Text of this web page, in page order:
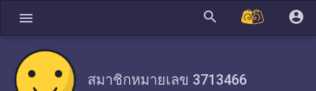
menu search account_circle
สมาชิกหมายเลข 3713466